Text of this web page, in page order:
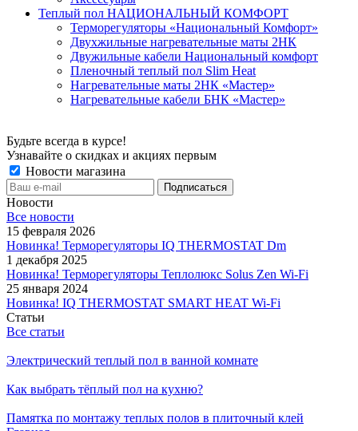
Теплый пол НАЦИОНАЛЬНЫЙ КОМФОРТ
Терморегуляторы «Национальный Комфорт»
Двухжильные нагревательные маты 2НК
Двужильные кабели Национальный комфорт
Пленочный теплый пол Slim Heat
Нагревательные маты 2НК «Мастер»
Нагревательные кабели БНК «Мастер»
Будьте всегда в курсе!
Узнавайте о скидках и акциях первым
Новости магазина
Новости
Все новости
15 февраля 2026
Новинка! Терморегуляторы IQ THERMOSTAT Dm
1 декабря 2025
Новинка! Терморегуляторы Теплолюкс Solus Zen Wi-Fi
25 января 2024
Новинка! IQ THERMOSTAT SMART HEAT Wi-Fi
Статьи
Все статьи
Электрический теплый пол в ванной комнате
Как выбрать тёплый пол на кухню?
Памятка по монтажу теплых полов в плиточный клей